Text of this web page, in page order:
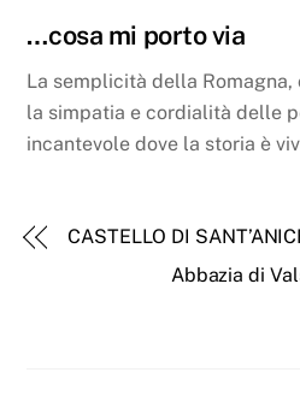
…cosa mi porto via
La semplicità della
la simpatia e cordialità delle
incantevole dove la storia è
CASTELLO DI
Abbazia di